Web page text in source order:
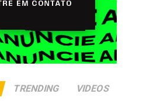
TRENDING VIDEOS